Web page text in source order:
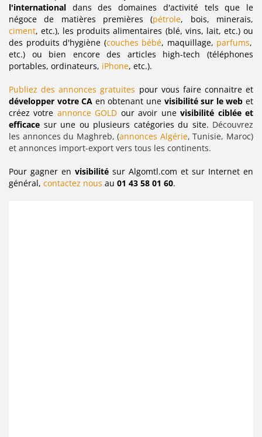
l'international dans des domaines d'activité tels que le
négoce de matières premières (pétrole, bois, minerais,
ciment, etc.), les produits alimentaires (blé, vins, lait, etc.) ou
des produits d'hygiène (couches bébé, maquillage, parfums,
etc.) ou bien encore des articles high-tech (téléphones
portables, ordinateurs, iPhone, etc.).
Publiez des annonces gratuites pour vous faire connaitre et
développer votre CA en obtenant une visibilité sur le web et
créez votre annonce GOLD our avoir unevisibilité ciblée et
efficace sur une ou plusieurs catégories du site. Découvrez
les annonces du Maghreb, (annonces Algérie, Tunisie, Maroc)
et annonces import-export vers tous les continents.
Pour gagner en visibilité sur Algomtl.com et sur Internet en
général, contactez nous au 01 43 58 01 60.